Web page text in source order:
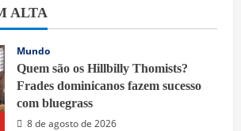
ALTA
Mundo
Quem são os Hillbilly Thomists?
Frades dominicanos fazem sucesso
com bluegrass
8 de agosto de 2026